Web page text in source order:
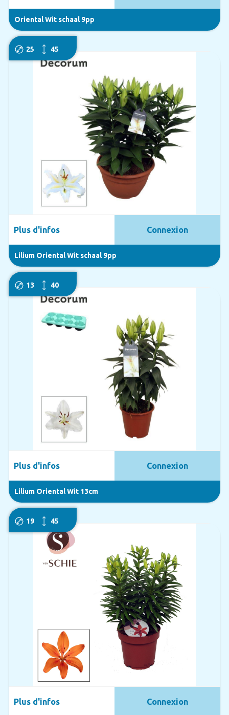
Oriental Wit schaal 9pp
25 45
Lilium Oriental Wit schaal 9pp
Plus d'infos Connexion
13 40
Lilium Oriental Wit 13cm
Plus d'infos Connexion
19 45
Plus d'infos Connexion